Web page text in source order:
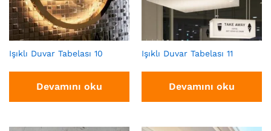
Işıklı Duvar Tabelası 10
Devamını oku
Işıklı Duvar Tabelası 11
Devamını oku